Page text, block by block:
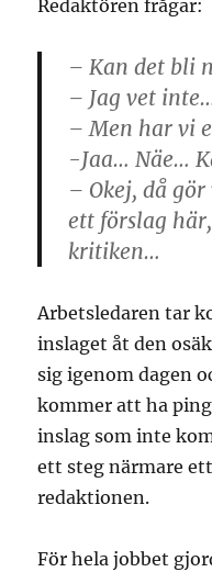
Redaktören frågar:
– Kan det bli
– Jag vet
– Men har vi
-Jaa… Näe…
– Okej, då
ett förslag
kritiken…
Arbetsledaren tar
inslaget åt den
sig igenom dagen
kommer att ha
inslag som inte
ett steg närmare
redaktionen.
För hela jobbet